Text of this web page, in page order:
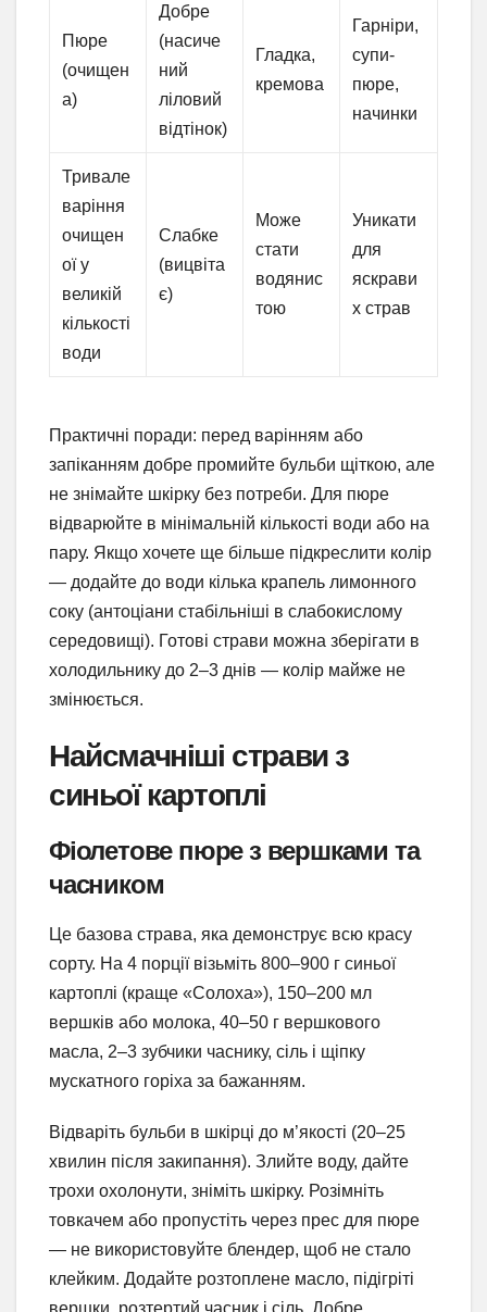
Пюре
(очищен
а)
Добре
(насиче
ний
ліловий
відтінок)
Гладка,
кремова
Гарніри,
супи-
пюре,
начинки
Тривале
варіння
очищен
ої у
великій
кількості
води
Слабке
(вицвіта
є)
Може
стати
водянис
тою
Уникати
для
яскрави
х страв
Практичні поради: перед варінням або
запіканням добре промийте бульби щіткою, але
не знімайте шкірку без потреби. Для пюре
відварюйте в мінімальній кількості води або на
пару. Якщо хочете ще більше підкреслити колір
— додайте до води кілька крапель лимонного
соку (антоціани стабільніші в слабокислому
середовищі). Готові страви можна зберігати в
холодильнику до 2–3 днів — колір майже не
змінюється.
Найсмачніші страви з
синьої картоплі
Фіолетове пюре з вершками та
часником
Це базова страва, яка демонструє всю красу
сорту. На 4 порції візьміть 800–900 г синьої
картоплі (краще «Солоха»), 150–200 мл
вершків або молока, 40–50 г вершкового
масла, 2–3 зубчики часнику, сіль і щіпку
мускатного горіха за бажанням.
Відваріть бульби в шкірці до м’якості (20–25
хвилин після закипання). Злийте воду, дайте
трохи охолонути, зніміть шкірку. Розімніть
товкачем або пропустіть через прес для пюре
— не використовуйте блендер, щоб не стало
клейким. Додайте розтоплене масло, підігріті